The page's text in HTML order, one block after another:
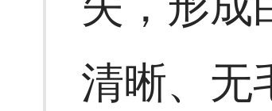
清晰、无